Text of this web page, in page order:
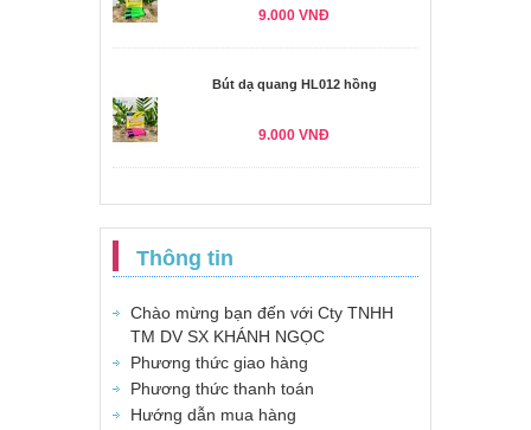
9.000 VNĐ
Bút dạ quang HL012 hồng
9.000 VNĐ
Thông tin
Chào mừng bạn đến với Cty TNHH
TM DV SX KHÁNH NGỌC
Phương thức giao hàng
Phương thức thanh toán
Hướng dẫn mua hàng